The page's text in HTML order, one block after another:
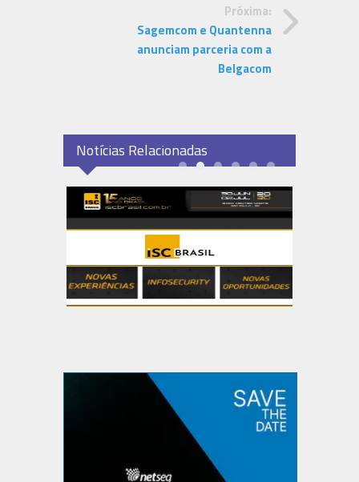
Próxima:
Sagemcom e Quantenna
anunciam parceria com a
Belgacom
Notícias Relacionadas